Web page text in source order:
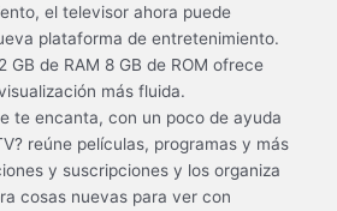
el televisor ahora puede
plataforma de entretenimiento.
GB de RAM 8 GB de ROM ofrece
más fluida.
te encanta, con un poco de ayuda
reúne películas, programas y más
y suscripciones y los organiza
cosas nuevas para ver con